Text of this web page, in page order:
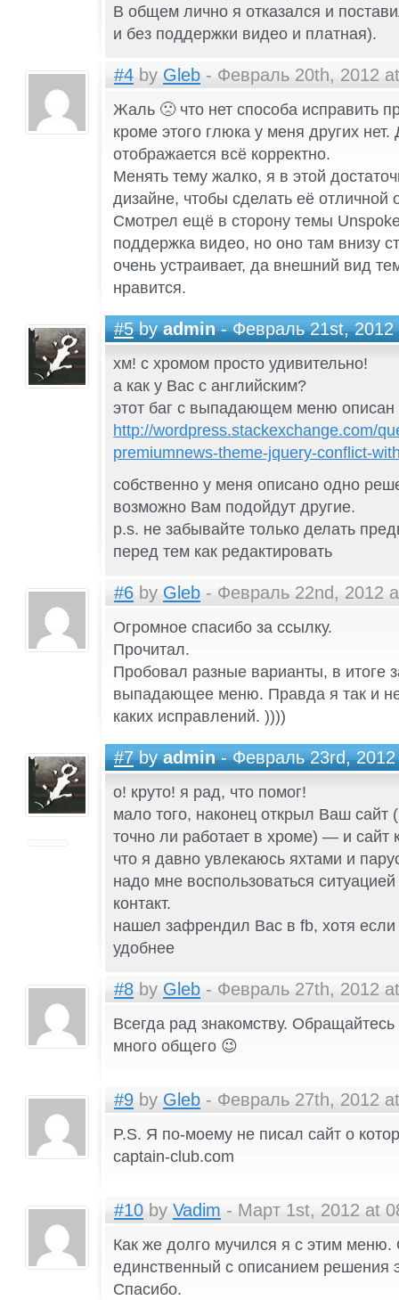
В общем лично я отказался и
и без поддержки видео и платная).
#4 by Gleb - Февраль 20th, 2012
Жаль 🙁 что нет способа исправить
кроме этого глюка у меня других
отображается всё корректно.
Менять тему жалко, я в этой
дизайне, чтобы сделать её отличной
Смотрел ещё в сторону темы
поддержка видео, но оно там внизу
очень устраивает, да внешний вид
нравится.
#5byadmin- Февраль 21st, 2012
хм! с хромом просто удивительно!
а как у Вас с английским?
этот баг с выпадающем меню описан
http://wordpress.stackexchange.com/
premiumnews-theme-jquery-conflict-
собственно у меня описано одно
возможно Вам подойдут другие.
p.s. не забывайте только делать
перед тем как редактировать
#6 by Gleb - Февраль 22nd, 2012
Огромное спасибо за ссылку.
Прочитал.
Пробовал разные варианты, в итоге
выпадающее меню. Правда я так и не
каких исправлений. ))))
#7byadmin- Февраль 23rd, 2012
о! круто! я рад, что помог!
мало того, наконец открыл Ваш сайт
точно ли работает в хроме) — и сайт
что я давно увлекаюсь яхтами и
надо мне воспользоваться
контакт.
нашел зафрендил Вас в fb, хотя
удобнее
#8 by Gleb - Февраль 27th, 2012
Всегда рад знакомству.
много общего 😉
#9 by Gleb - Февраль 27th, 2012
P.S. Я по-моему не писал сайт о
captain-club.com
#10 by Vadim - Март 1st, 2012 at
Как же долго мучился я с этим меню.
единственный с описанием решения
Спасибо.